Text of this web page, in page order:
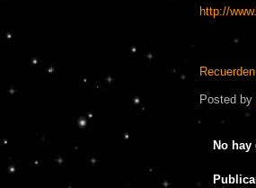
http://
Posted by
No